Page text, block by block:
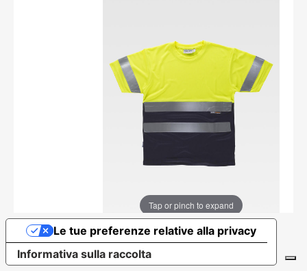
Tap or pinch to expand
Informativa sulla raccolta
Le tue preferenze relative alla privacy